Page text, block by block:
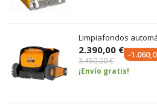
Limpiafondos
2.390,00 €
3.450,00 €
-
¡Envío gratis!